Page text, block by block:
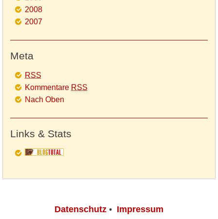
2008
2007
Meta
RSS
Kommentare RSS
Nach Oben
Links & Stats
Datenschutz • Impressum